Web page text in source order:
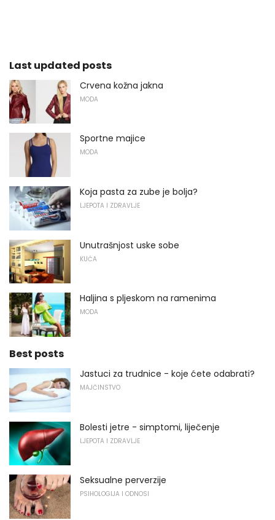
Last updated posts
Crvena kožna jakna
MODA
Sportne majice
MODA
Koja pasta za zube je bolja?
LJEPOTA I ZDRAVLJE
Unutrašnjost uske sobe
KUĆA
Haljina s pljeskom na ramenima
MODA
Best posts
Jastuci za trudnice - koje ćete odabrati?
MAJČINSTVO
Bolesti jetre - simptomi, liječenje
LJEPOTA I ZDRAVLJE
Seksualne perverzije
PSIHOLOGIJA I ODNOSI